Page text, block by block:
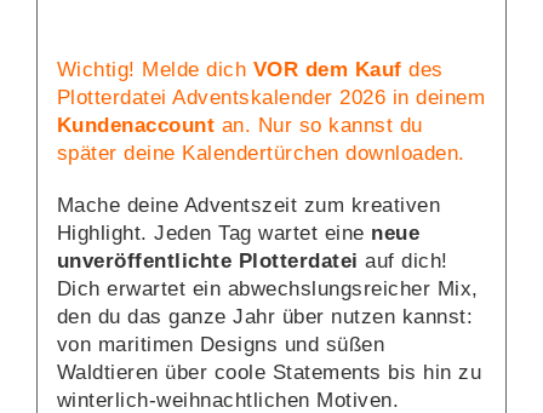
Wichtig! Melde dich VOR dem Kauf des
Plotterdatei Adventskalender 2026 in deinem
Kundenaccount an. Nur so kannst du
später deine Kalendertürchen downloaden.
Mache deine Adventszeit zum kreativen
Highlight. Jeden Tag wartet eine neue
unveröffentlichte Plotterdatei auf dich!
Dich erwartet ein abwechslungsreicher Mix,
den du das ganze Jahr über nutzen kannst:
von maritimen Designs und süßen
Waldtieren über coole Statements bis hin zu
winterlich-weihnachtlichen Motiven.